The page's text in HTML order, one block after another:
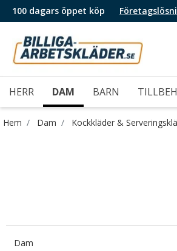
100 dagars öppet köp
HERR DAM BARN
Hem Dam Kockkläder &
Dam